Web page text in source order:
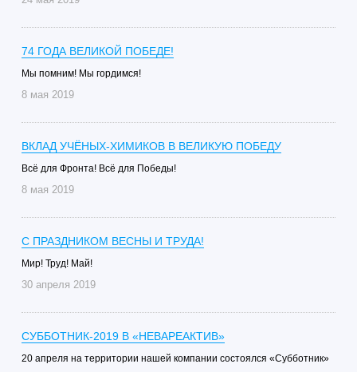
74 ГОДА ВЕЛИКОЙ ПОБЕДЕ!
Мы помним! Мы гордимся!
8 мая 2019
ВКЛАД УЧЁНЫХ-ХИМИКОВ В ВЕЛИКУЮ ПОБЕДУ
Всё для Фронта! Всё для Победы!
8 мая 2019
С ПРАЗДНИКОМ ВЕСНЫ И ТРУДА!
Мир! Труд! Май!
30 апреля 2019
СУББОТНИК-2019 В «НЕВАРЕАКТИВ»
20 апреля на территории нашей компании состоялся «Субботник»